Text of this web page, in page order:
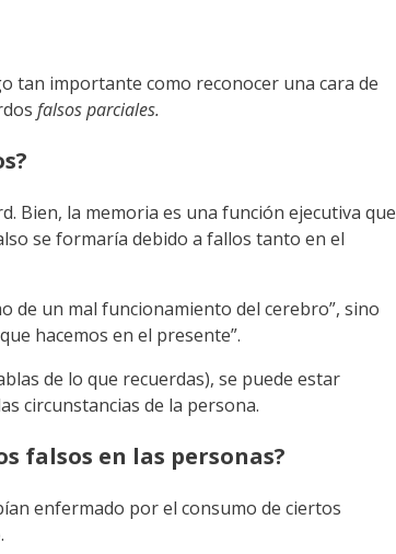
tan importante como reconocer una cara de
falsos parciales.
Bien, la memoria es una función ejecutiva que
se formaría debido a fallos tanto en el
de un mal funcionamiento del cerebro”, sino
hacemos en el presente”.
de lo que recuerdas), se puede estar
circunstancias de la persona.
falsos en las personas?
enfermado por el consumo de ciertos